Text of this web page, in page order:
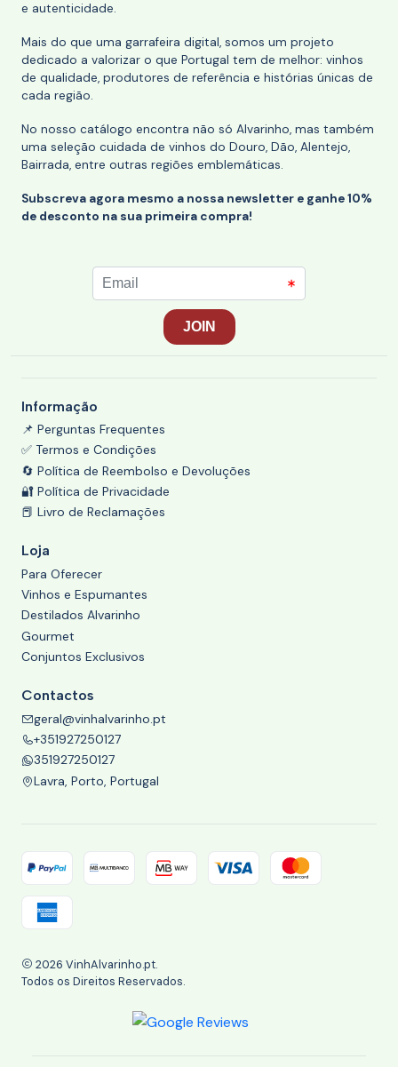
e autenticidade.
Mais do que uma garrafeira digital, somos um projeto
dedicado a valorizar o que Portugal tem de melhor: vinhos
de qualidade, produtores de referência e histórias únicas de
cada região.
No nosso catálogo encontra não só Alvarinho, mas também
uma seleção cuidada de vinhos do Douro, Dão, Alentejo,
Bairrada, entre outras regiões emblemáticas.
Subscreva agora mesmo a nossa newsletter e ganhe 10%
de desconto na sua primeira compra!
Informação
📌 Perguntas Frequentes
✅ Termos e Condições
🔄 Política de Reembolso e Devoluções
🔐 Política de Privacidade
📕 Livro de Reclamações
Loja
Para Oferecer
Vinhos e Espumantes
Destilados Alvarinho
Gourmet
Conjuntos Exclusivos
Contactos
geral@vinhalvarinho.pt
+351927250127
351927250127
Lavra, Porto, Portugal
2026 VinhAlvarinho.pt.
Todos os Direitos Reservados.